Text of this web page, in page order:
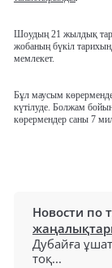
Шоудың 21 жылдық
жобаның бүкіл
мемлекет.
Бұл маусым
күтілуде. Болжам
көрермендер саны 7
Новости по
Дубайға
тоқ...